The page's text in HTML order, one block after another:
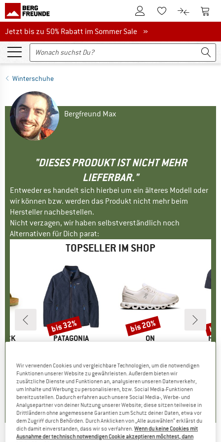
Zum KundenkontoZum Merkzettel.
Zum Zum
Jetzt bis zu 50% Rabatt im Sommer Sale
Jetzt bis zu 50% Rabatt im Sommer Sale »
Winterschuhe
Bergfreund Max
"DIESES PRODUKT IST NICHT MEHR
LIEFERBAR."
Entweder es handelt sich hierbei um ein älteres Modell oder
wir können bzw. werden das Produkt nicht mehr beim
Hersteller nachbestellen.
Nicht verzagen, wir haben selbstverständlich noch
Alternativen für Dich parat:
TOPSELLER IM SHOP
Preis
6
)
MARKE
PATAGONIA
Preis
CHF 158.95reduzierter Preis
ab
CHF 108.09
+1
4.6(71)
Rabatt
bis 32%
MARKE
ON
Preis
CHF 189.95reduzierter Preis
ab
CHF 151.96
+9
4.7 (48)
Rabatt
bis 20%
Wir verwenden Cookies und vergleichbare Technologien, um die notwendigen
Funktionen unserer Website zu gewährleisten. Außerdem bieten wir
zusätzliche Dienste und Funktionen an, analysieren unseren Datenverkehr,
um Inhalte und Werbung zu personalisieren, bzw. Social Media-Funktionen
bereitzustellen. Dadurch erfahren auch unsere Social Media-, Werbe- und
Analysepartner von deiner Nutzung unserer Website; diese sitzen teilweise in
Drittländern ohne angemessene Garantien zum Schutz deiner Daten, etwa vor
dem Zugriff durch Behörden. Durch Anklicken von „Alle auswählen“ erklärst du
dich damit einverstanden, dass wir so verfahren.Wenn du keine Cookies mit
Ausnahme der technisch notwendigen Cookie akzeptieren möchtest, dann